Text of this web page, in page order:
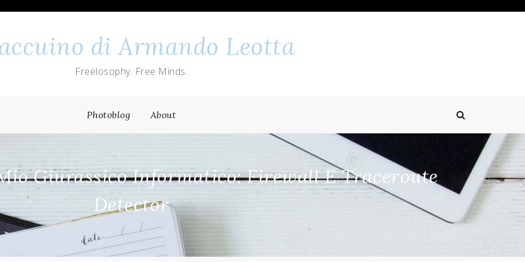
di Armando Leotta
Freelosophy. Free Minds.
Photoblog About
Giurassico Informatico: Firewall E Traceroute
Detector